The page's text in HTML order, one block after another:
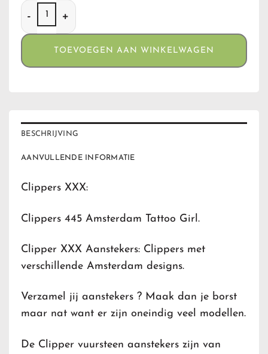
Clippers 445 Amsterdam Tattoo Girl aantal
TOEVOEGEN AAN WINKELWAGEN
BESCHRIJVING
AANVULLENDE INFORMATIE
Clippers XXX:
Clippers 445 Amsterdam Tattoo Girl.
Clipper XXX Aanstekers: Clippers met
verschillende Amsterdam designs.
Verzamel jij aanstekers ? Maak dan je borst
maar nat want er zijn oneindig veel modellen.
De Clipper vuursteen aanstekers zijn van